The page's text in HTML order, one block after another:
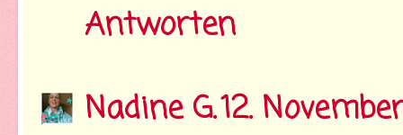
Antworten
Nadine G.12.